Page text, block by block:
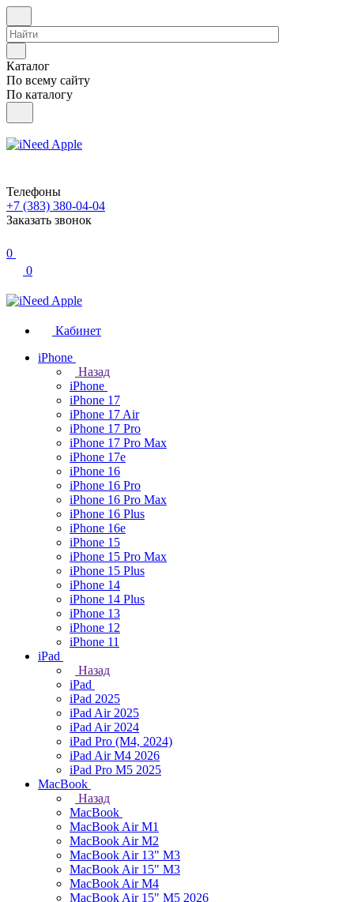
Каталог
По всему сайту
По каталогу
Телефоны
+7 (383) 380-04-04
Заказать звонок
0
0
Кабинет
iPhone
Назад
iPhone
iPhone 17
iPhone 17 Air
iPhone 17 Pro
iPhone 17 Pro Max
iPhone 17e
iPhone 16
iPhone 16 Pro
iPhone 16 Pro Max
iPhone 16 Plus
iPhone 16e
iPhone 15
iPhone 15 Pro Max
iPhone 15 Plus
iPhone 14
iPhone 14 Plus
iPhone 13
iPhone 12
iPhone 11
iPad
Назад
iPad
iPad 2025
iPad Air 2025
iPad Air 2024
iPad Pro (M4, 2024)
iPad Air M4 2026
iPad Pro M5 2025
MacBook
Назад
MacBook
MacBook Air M1
MacBook Air M2
MacBook Air 13" M3
MacBook Air 15" M3
MacBook Air M4
MacBook Air 15" М5 2026